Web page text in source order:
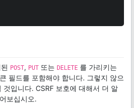
POST, PUT 또는 DELETE 를 가리키는
필드를 포함해야 합니다. 그렇지 않으
입니다. CSRF 보호에 대해서 더 알
보십시오.